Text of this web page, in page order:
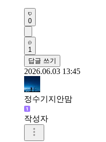
0
1
답글 쓰기
2026.06.03 13:45
정수기지안맘
작성자